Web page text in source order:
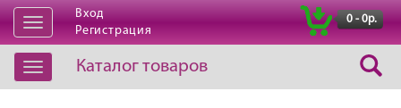
Открыть
навигацию
Вход
Регистрация
0 - 0р.
Открыть
навигацию
Каталог товаров